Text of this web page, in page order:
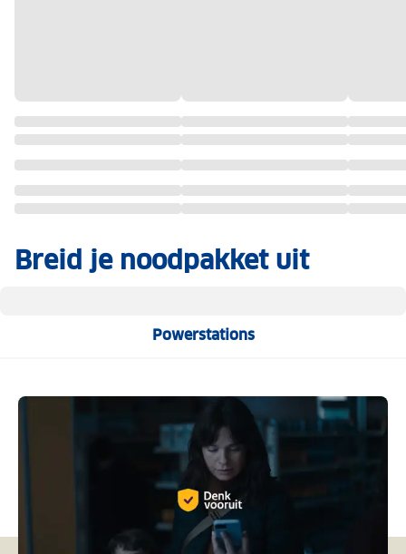
Breid je noodpakket uit
Powerstations